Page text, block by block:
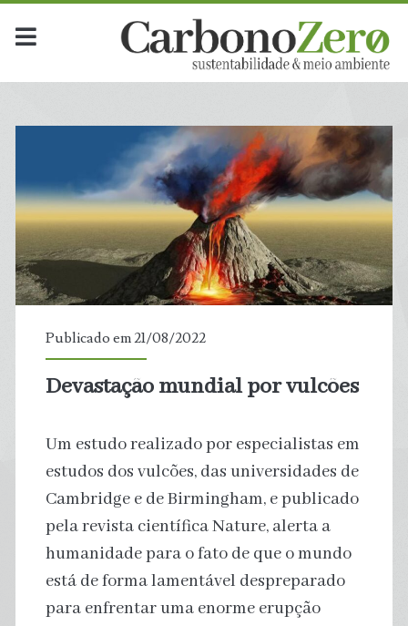
Publicado em 21/08/2022
Devastação mundial por vulcões
Um estudo realizado por especialistas em
estudos dos vulcões, das universidades de
Cambridge e de Birmingham, e publicado
pela revista científica Nature, alerta a
humanidade para o fato de que o mundo
está de forma lamentável despreparado
para enfrentar uma enorme erupção